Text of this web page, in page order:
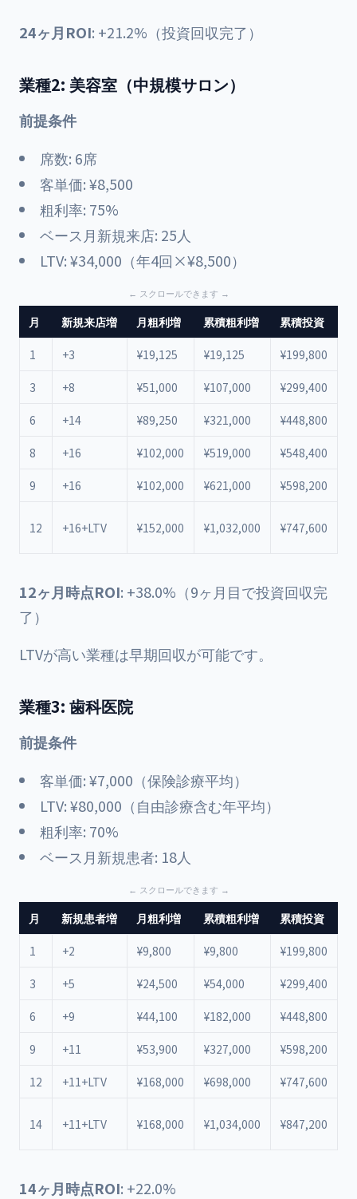
24ヶ月ROI: +21.2%（投資回収完了）
業種2: 美容室（中規模サロン）
前提条件
席数: 6席
客単価: ¥8,500
粗利率: 75%
ベース月新規来店: 25人
LTV: ¥34,000（年4回×¥8,500）
月 新規来店増 月粗利増 累積粗利増 累積投資
1 +3 ¥19,125 ¥19,125 ¥199,800
3 +8 ¥51,000 ¥107,000 ¥299,400
6 +14 ¥89,250 ¥321,000 ¥448,800
8 +16 ¥102,000 ¥519,000 ¥548,400
9 +16 ¥102,000 ¥621,000 ¥598,200
12 +16+LTV ¥152,000 ¥1,032,000 ¥747,600
12ヶ月時点ROI: +38.0%（9ヶ月目で投資回収完
了）
LTVが高い業種は早期回収が可能です。
業種3: 歯科医院
前提条件
客単価: ¥7,000（保険診療平均）
LTV: ¥80,000（自由診療含む年平均）
粗利率: 70%
ベース月新規患者: 18人
月 新規患者増 月粗利増 累積粗利増 累積投資
1 +2 ¥9,800 ¥9,800 ¥199,800
3 +5 ¥24,500 ¥54,000 ¥299,400
6 +9 ¥44,100 ¥182,000 ¥448,800
9 +11 ¥53,900 ¥327,000 ¥598,200
12 +11+LTV ¥168,000 ¥698,000 ¥747,600
14 +11+LTV ¥168,000 ¥1,034,000 ¥847,200
14ヶ月時点ROI: +22.0%